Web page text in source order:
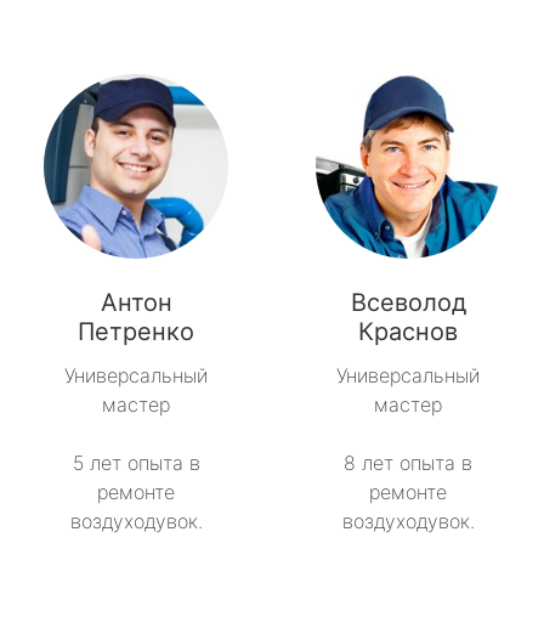
Антон
Петренко
Универсальный
мастер
5 лет опыта в
ремонте
воздуходувок.
Всеволод
Краснов
Универсальный
мастер
8 лет опыта в
ремонте
воздуходувок.